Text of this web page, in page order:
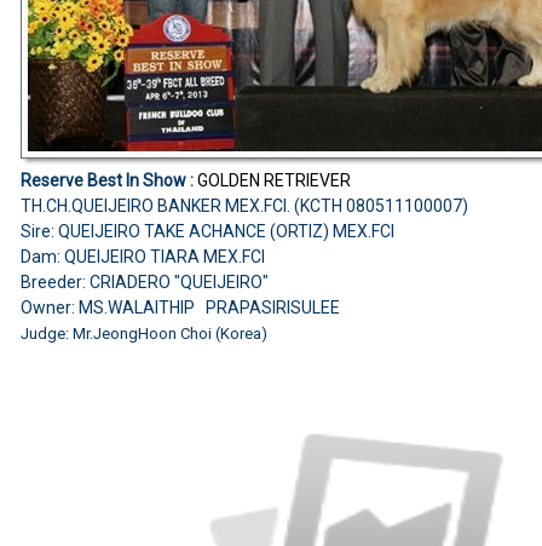
Reserve Best In Show :GOLDEN RETRIEVER
TH.CH.QUEIJEIRO BANKER MEX.FCI. (KCTH 080511100007)
Sire: QUEIJEIRO TAKE ACHANCE (ORTIZ) MEX.FCI
Dam: QUEIJEIRO TIARA MEX.FCI
Breeder: CRIADERO "QUEIJEIRO"
Owner: MS.WALAITHIP PRAPASIRISULEE
Judge: Mr.JeongHoon Choi (Korea)